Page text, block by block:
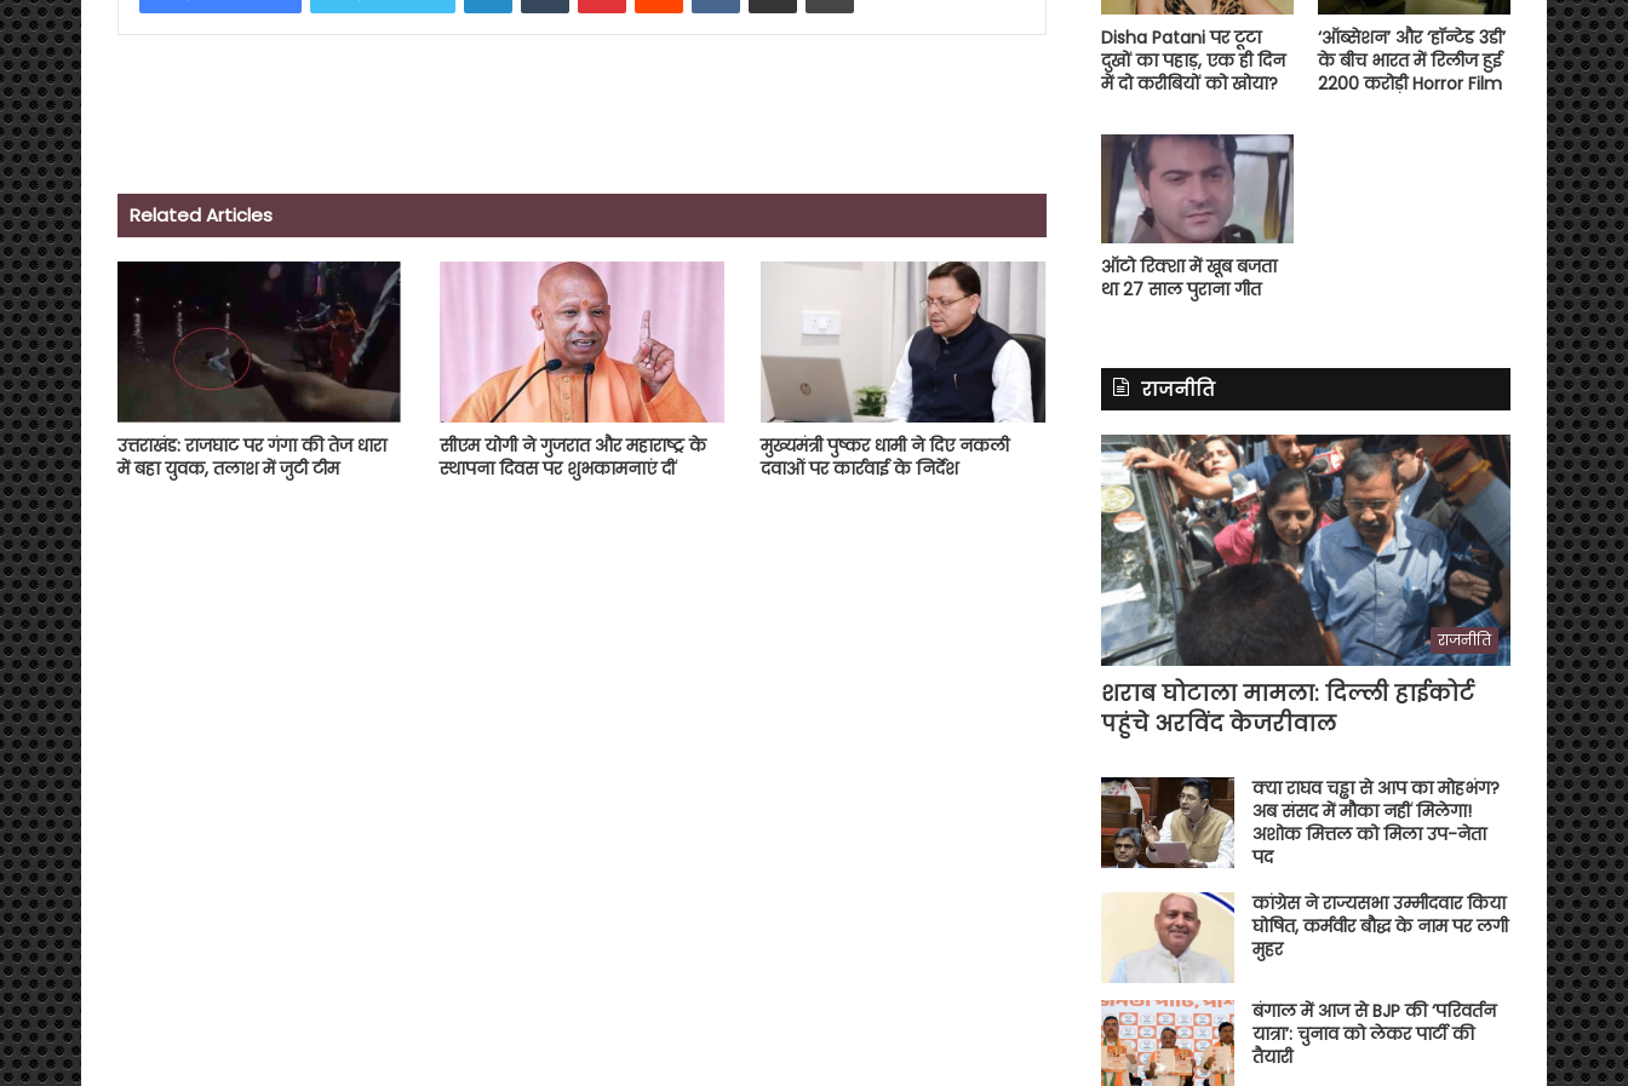
Related Articles
उत्तराखंड: राजघाट पर गंगा की तेज धारा
में बहा युवक, तलाश में जुटी टीम
सीएम योगी ने गुजरात और महाराष्ट्र के
स्थापना दिवस पर शुभकामनाएं दीं
मुख्यमंत्री पुष्कर धामी ने दिए नकली
दवाओं पर कार्रवाई के निर्देश
Disha Patani पर टूटा
दुखों का पहाड़, एक ही दिन
में दो करीबियों को खोया?
‘ऑब्सेशन’ और ‘हॉन्टेड 3डी’
के बीच भारत में रिलीज हुई
2200 करोड़ी Horror Film
ऑटो रिक्शा में खूब बजता
था 27 साल पुराना गीत
राजनीति
राजनीति
शराब घोटाला मामला: दिल्ली हाईकोर्ट
पहुंचे अरविंद केजरीवाल
क्या राघव चड्ढा से आप का मोहभंग?
अब संसद में मौका नहीं मिलेगा!
अशोक मित्तल को मिला उप-नेता
पद
कांग्रेस ने राज्यसभा उम्मीदवार किया
घोषित, कर्मवीर बौद्ध के नाम पर लगी
मुहर
बंगाल में आज से BJP की ‘परिवर्तन
यात्रा’: चुनाव को लेकर पार्टी की
तैयारी